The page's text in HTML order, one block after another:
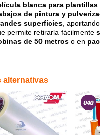
blanca para plantillas
de pintura y
superficies,
permite retirarla fácilmente
de 50 metroso en
alternativas